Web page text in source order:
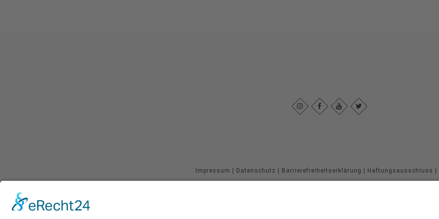
Impressum Datenschutz Barrierefreiheitserklärung Haftungsausschluss